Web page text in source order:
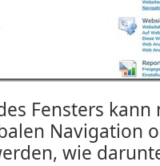
Fensters
Navigation
wie